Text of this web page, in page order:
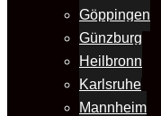
Göppingen
Günzburg
Heilbronn
Karlsruhe
Mannheim